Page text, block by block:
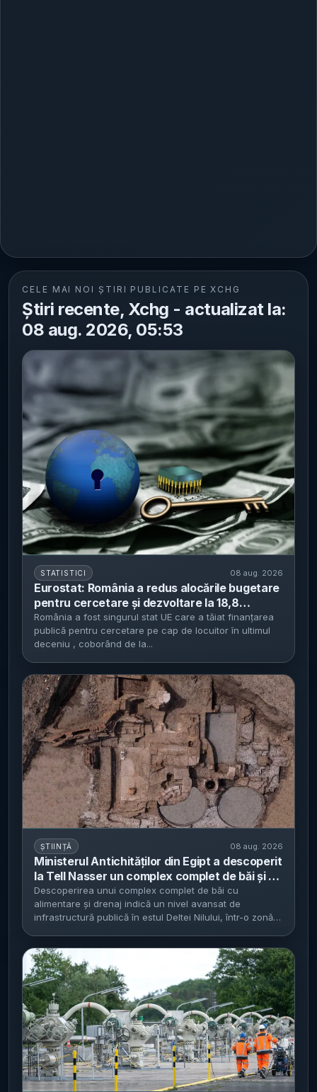
CELE MAI NOI ȘTIRI PUBLICATE PE XCHG
Știri recente, Xchg - actualizat la:
08 aug. 2026, 05:53
STATISTICI 08 aug. 2026
Eurostat: România a redus alocările bugetare
pentru cercetare și dezvoltare la 18,8
euro/locuitor în 2025 - singurul stat UE cu
scădere în ultimul deceniu
România a fost singurul stat UE care a tăiat finanțarea
publică pentru cercetare pe cap de locuitor în ultimul
deceniu , coborând de la...
ȘTIINȚĂ 08 aug. 2026
Ministerul Antichităților din Egipt a descoperit
la Tell Nasser un complex complet de băi și un
sistem hidraulic antic - situl indică locuire din
secolele IV–III î.e.n. și utilizare până în
perioada romană
Descoperirea unui complex complet de băi cu
alimentare și drenaj indică un nivel avansat de
infrastructură publică în estul Deltei Nilului, într-o zonă-